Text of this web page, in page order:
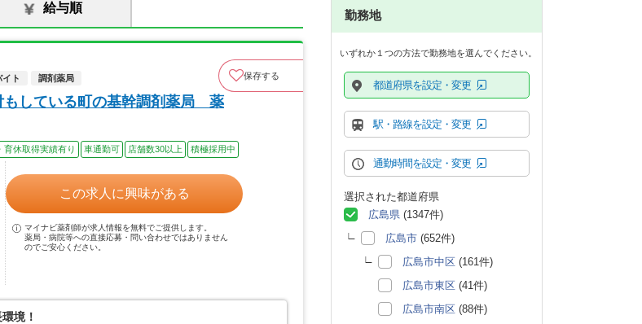
給与順
ト 調剤薬局 保存する
もしている町の基幹調剤薬局 薬
育休取得実績有り 車通勤可 店舗数30以上 積極採用中
この求人に興味がある
マイナビ薬剤師が求人情報を無料でご提供します。
薬局・病院等への直接応募・問い合わせではありません
のでご安心ください。
境！
勤務地
いずれか１つの方法で勤務地を選んでください。
都道府県を設定・変更
駅・路線を設定・変更
通勤時間を設定・変更
選択された都道府県
広島県 (1347件)
広島市 (652件)
広島市中区 (161件)
広島市東区 (41件)
広島市南区 (88件)